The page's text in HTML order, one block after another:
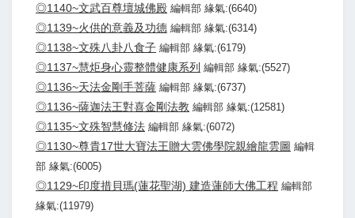
◎1140~文武百尊壇城佛殿 編輯部 緣氣:(6640)
◎1139~火供的意義及功德 編輯部 緣氣:(6314)
◎1138~文殊八卦八食子 編輯部 緣氣:(6179)
◎1137~慧炬身心靈整體健康系列 編輯部 緣氣:(5527)
◎1136~天法金剛手菩薩 編輯部 緣氣:(6737)
◎1136~薩迦法王對喜金剛法教 編輯部 緣氣:(12581)
◎1135~文殊智慧修法 編輯部 緣氣:(6072)
◎1130~尊貴17世大寶法王贈大雲佛學院親繪龍雲圖 編輯
部 緣氣:(6005)
◎1129~印度措貝瑪(蓮花聖湖) 建造蓮師大佛工程 編輯部
緣氣:(11979)